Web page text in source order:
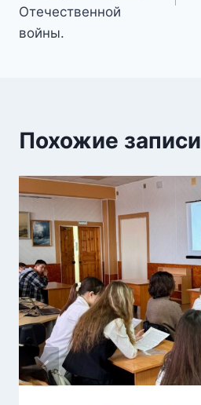
Отечественной
войны.
Похожие записи